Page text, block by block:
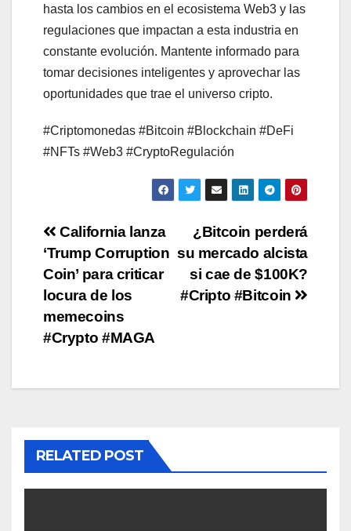
hasta los cambios en el ecosistema Web3 y las
regulaciones que impactan a esta industria en
constante evolución. Mantente informado para
tomar decisiones inteligentes y aprovechar las
oportunidades que trae el universo cripto.
#Criptomonedas #Bitcoin #Blockchain #DeFi
#NFTs #Web3 #CryptoRegulación
Post
navigation
¿Bitcoin perderá
su mercado alcista
si cae de $100K?
#Cripto #Bitcoin
California lanza
‘Trump Corruption
Coin’ para criticar
locura de los
memecoins
#Crypto #MAGA
RELATED POST